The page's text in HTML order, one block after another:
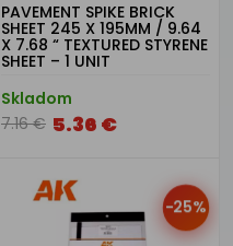
PAVEMENT SPIKE BRICK
SHEET 245 X 195MM / 9.64
X 7.68 “ TEXTURED STYRENE
SHEET – 1 UNIT
Skladom
7.16 € 5.36 €
-25%